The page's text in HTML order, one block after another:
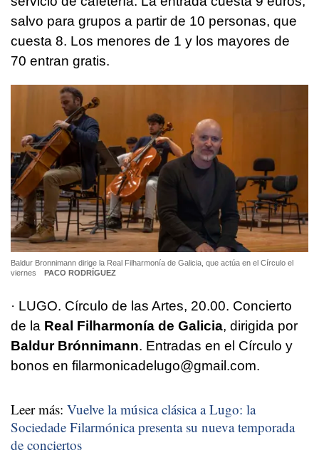
salvo para grupos a partir de 10 personas, que
cuesta 8. Los menores de 1 y los mayores de
70 entran gratis.
Baldur Bronnimann dirige la Real Filharmonía de Galicia, que actúa en el Círculo el
viernes
PACO RODRÍGUEZ
· LUGO. Círculo de las Artes, 20.00. Concierto
de la Real Filharmonía de Galicia, dirigida por
Baldur Brónnimann. Entradas en el Círculo y
bonos en filarmonicadelugo@gmail.com.
Leer más: Vuelve la música clásica a Lugo: la
Sociedade Filarmónica presenta su nueva temporada
de conciertos